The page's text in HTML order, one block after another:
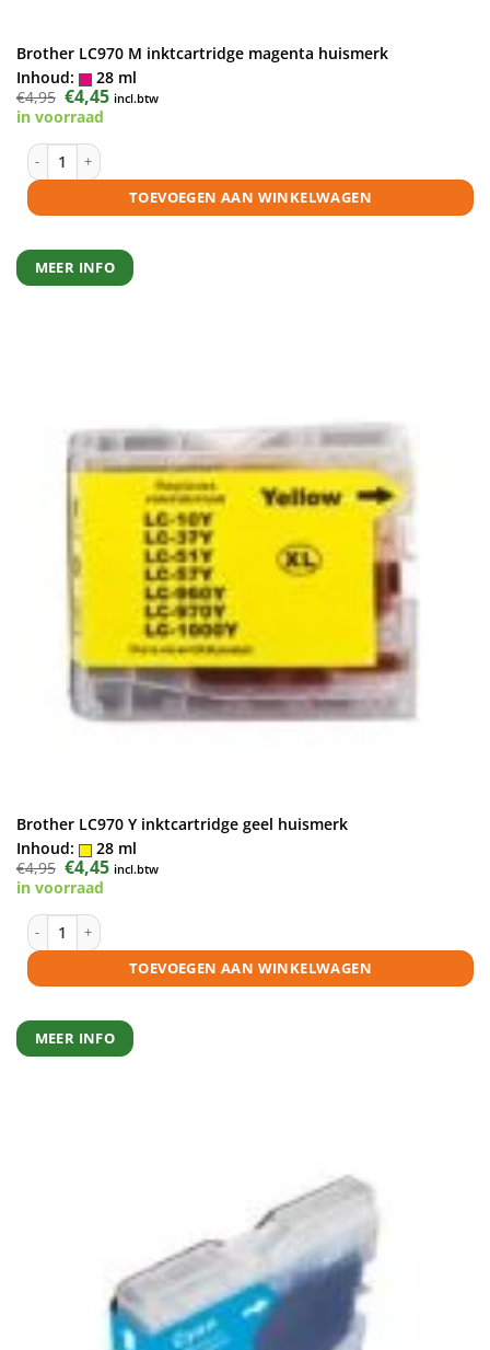
Brother LC970 M inktcartridge magenta huismerk
Inhoud:
28 ml
€4,95 Oorspronkelijke
prijs
was:
€4,45Huidige
prijs
incl.btw
in voorraad
Brother LC970 M inktcartridge magenta huismerk aantal
TOEVOEGEN AAN WINKELWAGEN
MEER INFO
Brother LC970 Y inktcartridge geel huismerk
Inhoud:
28 ml
€4,95 Oorspronkelijke
prijs
was:
€4,45Huidige
prijs
incl.btw
in voorraad
Brother LC970 Y inktcartridge geel huismerk aantal
TOEVOEGEN AAN WINKELWAGEN
MEER INFO